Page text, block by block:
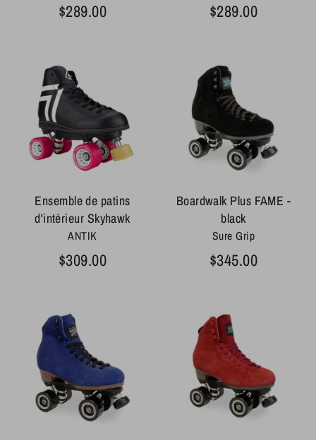
$289.00 $289.00
Ensemble de patins
d'intérieur Skyhawk
ANTIK
$309.00
Boardwalk Plus FAME -
black
Sure Grip
$345.00